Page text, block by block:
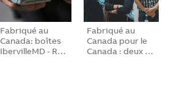
Fabriqué au
Canada: boîtes
IbervilleMD - R…
Fabriqué au
Canada pour le
Canada : deux …